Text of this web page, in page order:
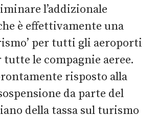
l’addizionale
è effettivamente una
per tutti gli aeroporti
le compagnie aeree.
risposto alla
da parte del
della tassa sul turismo